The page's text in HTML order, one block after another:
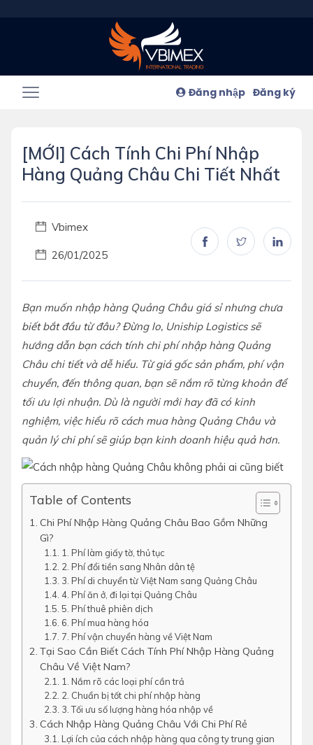
Đăng nhập Đăng ký
[MỚI] Cách Tính Chi Phí Nhập
Hàng Quảng Châu Chi Tiết Nhất
Vbimex
26/01/2025
Bạn muốn nhập hàng Quảng Châu giá sỉ nhưng chưa
biết bắt đầu từ đâu? Đừng lo, Uniship Logistics sẽ
hướng dẫn bạn cách tính chi phí nhập hàng Quảng
Châu chi tiết và dễ hiểu. Từ giá gốc sản phẩm, phí vận
chuyển, đến thông quan, bạn sẽ nắm rõ từng khoản để
tối ưu lợi nhuận. Dù là người mới hay đã có kinh
nghiệm, việc hiểu rõ cách mua hàng Quảng Châu và
quản lý chi phí sẽ giúp bạn kinh doanh hiệu quả hơn.
Table of Contents
Chi Phí Nhập Hàng Quảng Châu Bao Gồm Những
Gì?
1. Phí làm giấy tờ, thủ tục
2. Phí đổi tiền sang Nhân dân tệ
3. Phí di chuyển từ Việt Nam sang Quảng Châu
4. Phí ăn ở, đi lại tại Quảng Châu
5. Phí thuê phiên dịch
6. Phí mua hàng hóa
7. Phí vận chuyển hàng về Việt Nam
Tại Sao Cần Biết Cách Tính Phí Nhập Hàng Quảng
Châu Về Việt Nam?
1. Nắm rõ các loại phí cần trả
2. Chuẩn bị tốt chi phí nhập hàng
3. Tối ưu số lượng hàng hóa nhập về
Cách Nhập Hàng Quảng Châu Với Chi Phí Rẻ
Lợi ích của cách nhập hàng qua công ty trung gian